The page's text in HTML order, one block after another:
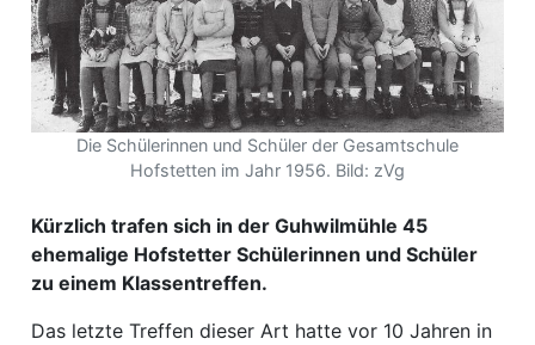
Region
Die Schülerinnen und Schüler der Gesamtschule
Hofstetten im Jahr 1956. Bild: zVg
Kürzlich trafen sich in der Guhwilmühle 45
ehemalige Hofstetter Schülerinnen und Schüler
zu einem Klassentreffen.
Das letzte Treffen dieser Art hatte vor 10 Jahren in